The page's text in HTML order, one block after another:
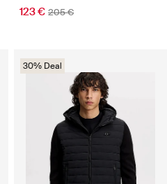
123 € 205 €
30% Deal